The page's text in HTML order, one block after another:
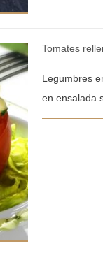
Tomates
Legumbres
en ensalada